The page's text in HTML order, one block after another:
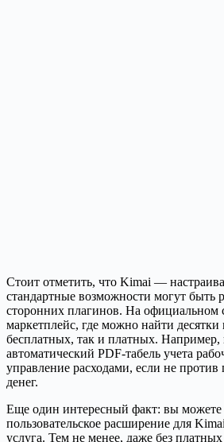
Стоит отметить, что Kimai —
стандартные возможности могут
сторонних плагинов. На официальном
маркетплейс, где можно найти десятки
бесплатных, так и платных. Например,
автоматический PDF-табель учета
управление расходами, если не против
денег.
Еще один интересный факт: вы можете
пользовательское расширение для
услуга. Тем не менее, даже без